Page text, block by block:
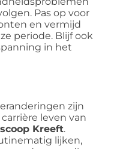
Pas op voor
en vermijd
periode. Blijf ook
in het
zijn
leven van
Kreeft.
lijken,